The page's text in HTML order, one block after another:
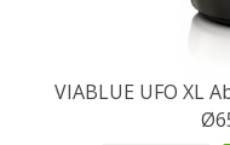
VIABLUE UFO XL